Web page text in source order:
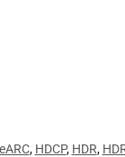
eARC, HDCP, HDR,